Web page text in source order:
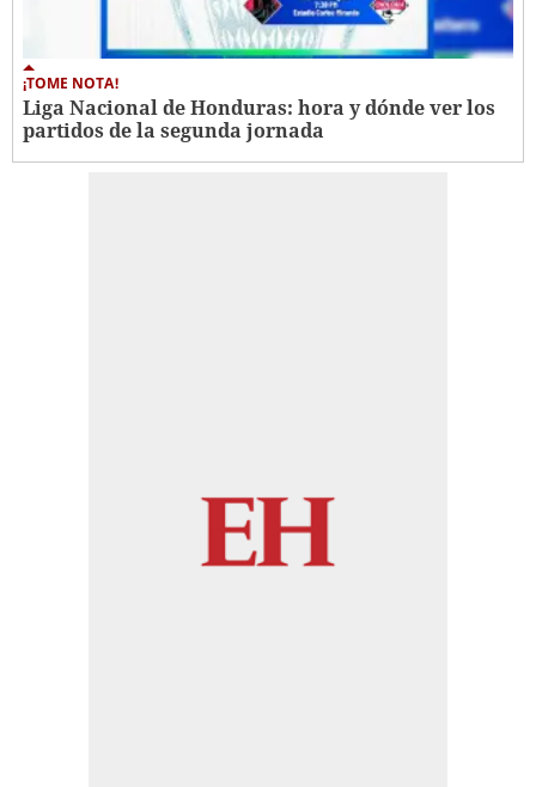
¡TOME NOTA!
Liga Nacional de Honduras: hora y dónde ver los
partidos de la segunda jornada